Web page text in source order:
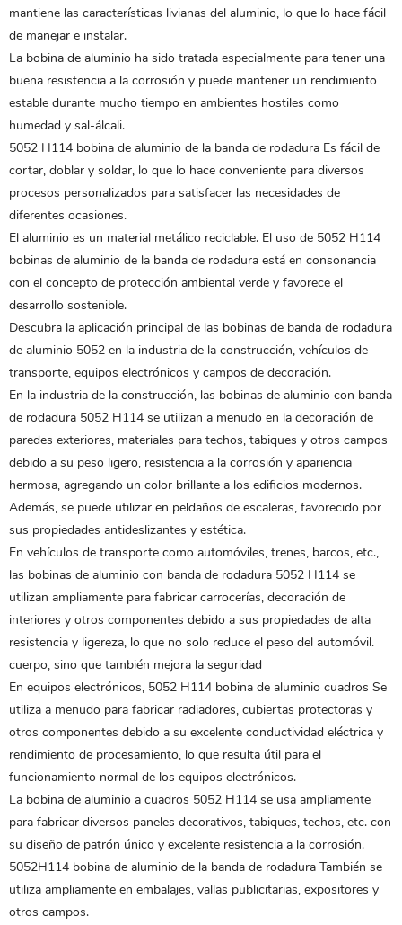
mantiene las características livianas del aluminio, lo que lo hace fácil
de manejar e instalar.
La bobina de aluminio ha sido tratada especialmente para tener una
buena resistencia a la corrosión y puede mantener un rendimiento
estable durante mucho tiempo en ambientes hostiles como
humedad y sal-álcali.
5052 H114 bobina de aluminio de la banda de rodadura Es fácil de
cortar, doblar y soldar, lo que lo hace conveniente para diversos
procesos personalizados para satisfacer las necesidades de
diferentes ocasiones.
El aluminio es un material metálico reciclable. El uso de 5052 H114
bobinas de aluminio de la banda de rodadura está en consonancia
con el concepto de protección ambiental verde y favorece el
desarrollo sostenible.
Descubra la aplicación principal de las bobinas de banda de rodadura
de aluminio 5052 en la industria de la construcción, vehículos de
transporte, equipos electrónicos y campos de decoración.
En la industria de la construcción, las bobinas de aluminio con banda
de rodadura 5052 H114 se utilizan a menudo en la decoración de
paredes exteriores, materiales para techos, tabiques y otros campos
debido a su peso ligero, resistencia a la corrosión y apariencia
hermosa, agregando un color brillante a los edificios modernos.
Además, se puede utilizar en peldaños de escaleras, favorecido por
sus propiedades antideslizantes y estética.
En vehículos de transporte como automóviles, trenes, barcos, etc.,
las bobinas de aluminio con banda de rodadura 5052 H114 se
utilizan ampliamente para fabricar carrocerías, decoración de
interiores y otros componentes debido a sus propiedades de alta
resistencia y ligereza, lo que no solo reduce el peso del automóvil.
cuerpo, sino que también mejora la seguridad
En equipos electrónicos, 5052 H114 bobina de aluminio cuadros Se
utiliza a menudo para fabricar radiadores, cubiertas protectoras y
otros componentes debido a su excelente conductividad eléctrica y
rendimiento de procesamiento, lo que resulta útil para el
funcionamiento normal de los equipos electrónicos.
La bobina de aluminio a cuadros 5052 H114 se usa ampliamente
para fabricar diversos paneles decorativos, tabiques, techos, etc. con
su diseño de patrón único y excelente resistencia a la corrosión.
5052H114 bobina de aluminio de la banda de rodadura También se
utiliza ampliamente en embalajes, vallas publicitarias, expositores y
otros campos.